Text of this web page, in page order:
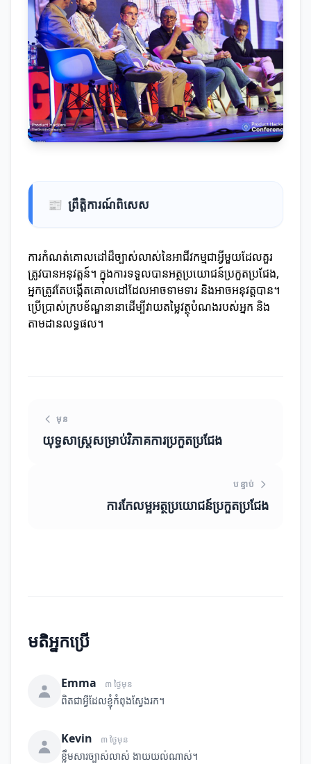
📰 ព្រឹត្តិការណ៍ពិសេស
ការកំណត់គោលដៅដ៏ច្បាស់លាស់នៃអាជីវកម្មជាអ្វីមួយដែលគួរ
ត្រូវបានអនុវត្តន៍។ ក្នុងការទទួលបានអត្ថប្រយោជន៍ប្រកួតប្រជែង,
អ្នកត្រូវតែបង្កើតគោលដៅដែលអាចទាមទារ និងអាចអនុវត្តបាន។
ប្រើប្រាស់ក្របខ័ណ្ឌនានាដើម្បីវាយតម្លៃវត្ថុបំណងរបស់អ្នក និង
តាមដានលទ្ធផល។
មុន
យុទ្ធសាស្ត្រសម្រាប់វិភាគការប្រកួតប្រជែង
បន្ទាប់
ការកែលម្អអត្ថប្រយោជន៍ប្រកួតប្រជែង
មតិអ្នកប្រើ
Emma ៣ ថ្ងៃមុន
ពិតជាអ្វីដែលខ្ញុំកំពុងស្វែងរក។
Kevin ៣ ថ្ងៃមុន
ខ្លឹមសារច្បាស់លាស់ ងាយយល់ណាស់។